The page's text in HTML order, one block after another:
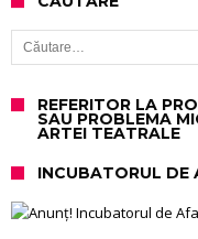
Caută după:
REFERITOR LA
SAU PROBLEMA
ARTEI TEATRALE
INCUBATORUL DE